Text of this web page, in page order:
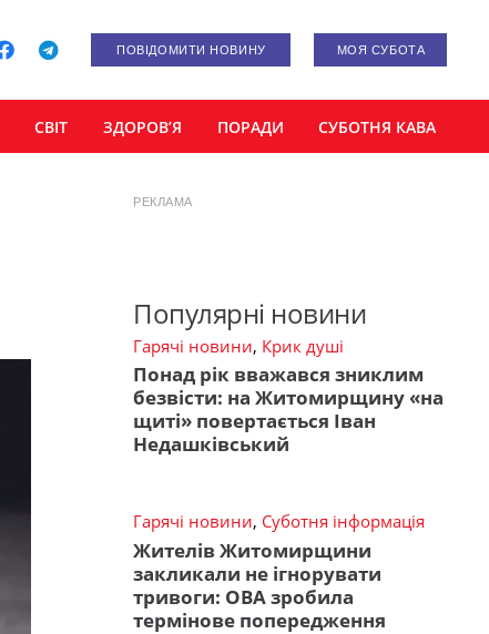
ПОВІДОМИТИ НОВИНУ МОЯ СУБОТА
СВІТ ЗДОРОВ’Я ПОРАДИ СУБОТНЯ КАВА
РЕКЛАМА
Популярні новини
Гарячі новини, Крик душі
Понад рік вважався зниклим
безвісти: на Житомирщину «на
щиті» повертається Іван
Недашківський
Гарячі новини, Суботня інформація
Жителів Житомирщини
закликали не ігнорувати
тривоги: ОВА зробила
термінове попередження